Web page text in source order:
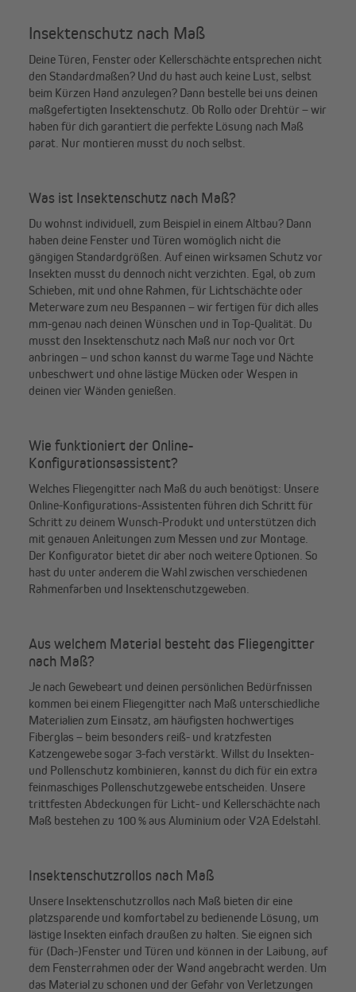
Insektenschutz nach Maß
Deine Türen, Fenster oder Kellerschächte entsprechen nicht
den Standardmaßen? Und du hast auch keine Lust, selbst
beim Kürzen Hand anzulegen? Dann bestelle bei uns deinen
maßgefertigten Insektenschutz. Ob Rollo oder Drehtür – wir
haben für dich garantiert die perfekte Lösung nach Maß
parat. Nur montieren musst du noch selbst.
Was ist Insektenschutz nach Maß?
Du wohnst individuell, zum Beispiel in einem Altbau? Dann
haben deine Fenster und Türen womöglich nicht die
gängigen Standardgrößen. Auf einen wirksamen Schutz vor
Insekten musst du dennoch nicht verzichten. Egal, ob zum
Schieben, mit und ohne Rahmen, für Lichtschächte oder
Meterware zum neu Bespannen – wir fertigen für dich alles
mm-genau nach deinen Wünschen und in Top-Qualität. Du
musst den Insektenschutz nach Maß nur noch vor Ort
anbringen – und schon kannst du warme Tage und Nächte
unbeschwert und ohne lästige Mücken oder Wespen in
deinen vier Wänden genießen.
Wie funktioniert der Online-
Konfigurationsassistent?
Welches Fliegengitter nach Maß du auch benötigst: Unsere
Online-Konfigurations-Assistenten führen dich Schritt für
Schritt zu deinem Wunsch-Produkt und unterstützen dich
mit genauen Anleitungen zum Messen und zur Montage.
Der Konfigurator bietet dir aber noch weitere Optionen. So
hast du unter anderem die Wahl zwischen verschiedenen
Rahmenfarben und Insektenschutzgeweben.
Aus welchem Material besteht das Fliegengitter
nach Maß?
Je nach Gewebeart und deinen persönlichen Bedürfnissen
kommen bei einem Fliegengitter nach Maß unterschiedliche
Materialien zum Einsatz, am häufigsten hochwertiges
Fiberglas – beim besonders reiß- und kratzfesten
Katzengewebe sogar 3-fach verstärkt. Willst du Insekten-
und Pollenschutz kombinieren, kannst du dich für ein extra
feinmaschiges Pollenschutzgewebe entscheiden. Unsere
trittfesten Abdeckungen für Licht- und Kellerschächte nach
Maß bestehen zu 100 % aus Aluminium oder V2A Edelstahl.
Insektenschutzrollos nach Maß
Unsere Insektenschutzrollos nach Maß bieten dir eine
platzsparende und komfortabel zu bedienende Lösung, um
lästige Insekten einfach draußen zu halten. Sie eignen sich
für (Dach-)Fenster und Türen und können in der Laibung, auf
dem Fensterrahmen oder der Wand angebracht werden. Um
das Material zu schonen und der Gefahr von Verletzungen